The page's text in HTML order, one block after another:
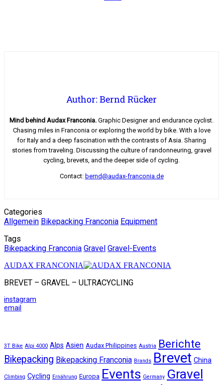
Author: Bernd Rücker
Mind behind Audax Franconia. Graphic Designer and endurance cyclist.
Chasing miles in Franconia or exploring the world by bike. With a love
for Italy and a deep fascination with the contrasts of Asia. Sharing
stories from traveling. Discussing the culture of randonneuring, gravel
cycling, brevets, and the deeper side of cycling.
Contact: bernd@audax-franconia.de
Categories
Allgemein Bikepacking Franconia Equipment
Tags
Bikepacking Franconia Gravel Gravel-Events
AUDAX FRANCONIA
BREVET – GRAVEL – ULTRACYCLING
instagram
email
3T Bike Alpi 4000 Alps Asien Audax Philippines Austria Berichte
Bikepacking Bikepacking Franconia Brands Brevet China
Climbing Cycling Ernährung Europa Events Germany Gravel